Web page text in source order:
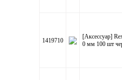
1419710
[Аксессуар]
0 мм 100 шт